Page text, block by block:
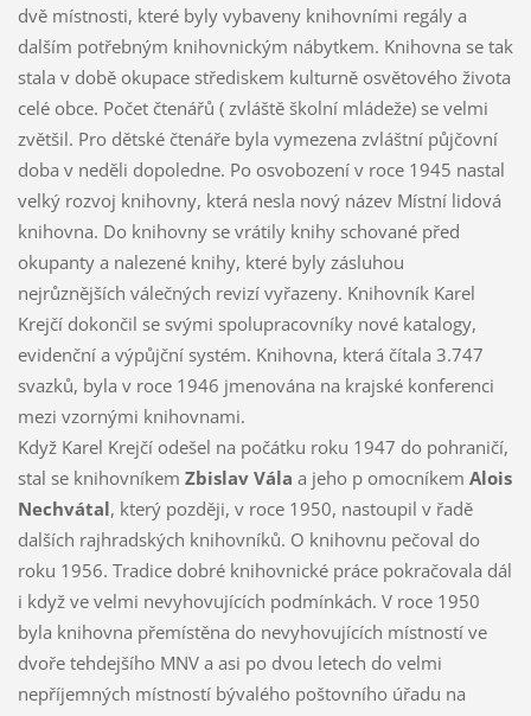
dvě místnosti, které byly vybaveny knihovními regály a
dalším potřebným knihovnickým nábytkem. Knihovna se tak
stala v době okupace střediskem kulturně osvětového života
celé obce. Počet čtenářů ( zvláště školní mládeže) se velmi
zvětšil. Pro dětské čtenáře byla vymezena zvláštní půjčovní
doba v neděli dopoledne. Po osvobození v roce 1945 nastal
velký rozvoj knihovny, která nesla nový název Místní lidová
knihovna. Do knihovny se vrátily knihy schované před
okupanty a nalezené knihy, které byly zásluhou
nejrůznějších válečných revizí vyřazeny. Knihovník Karel
Krejčí dokončil se svými spolupracovníky nové katalogy,
evidenční a výpůjční systém. Knihovna, která čítala 3.747
svazků, byla v roce 1946 jmenována na krajské konferenci
mezi vzornými knihovnami.
Když Karel Krejčí odešel na počátku roku 1947 do pohraničí,
stal se knihovníkem Zbislav Vála a jeho p omocníkem Alois
Nechvátal, který později, v roce 1950, nastoupil v řadě
dalších rajhradských knihovníků. O knihovnu pečoval do
roku 1956. Tradice dobré knihovnické práce pokračovala dál
i když ve velmi nevyhovujících podmínkách. V roce 1950
byla knihovna přemístěna do nevyhovujících místností ve
dvoře tehdejšího MNV a asi po dvou letech do velmi
nepříjemných místností bývalého poštovního úřadu na